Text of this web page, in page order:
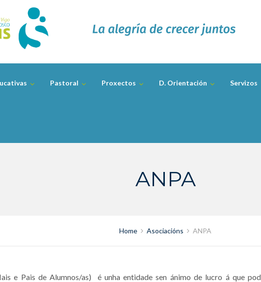
Pastoral Proxectos D. Orientación Servizos
ANPA
Home Asociacións ANPA
e Pais de Alumnos/as) é unha entidade sen ánimo de lucro á que